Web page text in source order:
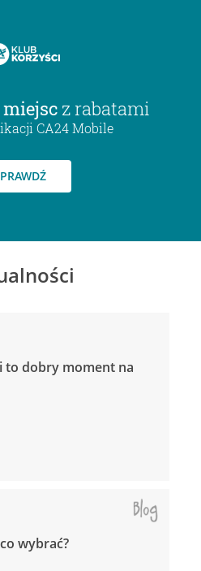
miejsc z rabatami
CA24 Mobile
to dobry moment na
wybrać?